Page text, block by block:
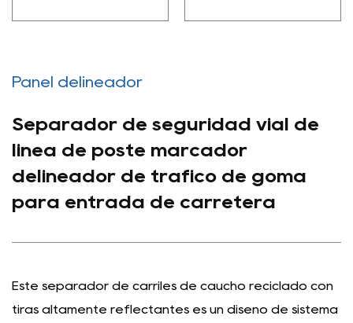
Panel delineador
Separador de seguridad vial de
línea de poste marcador
delineador de tráfico de goma
para entrada de carretera
Este separador de carriles de caucho reciclado con
tiras altamente reflectantes es un diseño de sistema